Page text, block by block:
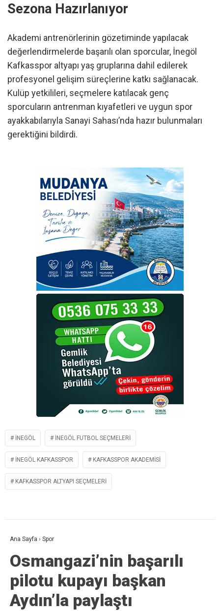
Sezona Hazırlanıyor
Akademi antrenörlerinin gözetiminde yapılacak
değerlendirmelerde başarılı olan sporcular, İnegöl
Kafkasspor altyapı yaş gruplarına dahil edilerek
profesyonel gelişim süreçlerine katkı sağlanacak.
Kulüp yetkilileri, seçmelere katılacak genç
sporcuların antrenman kıyafetleri ve uygun spor
ayakkabılarıyla Sanayi Sahası’nda hazır bulunmaları
gerektiğini bildirdi.
İNEGÖL İNEGÖL FUTBOL SEÇMELERI
INEGÖL KAFKASSPOR KAFKASSPOR AKADEMISI
KAFKASSPOR ALTYAPI SEÇMELERI
Ana Sayfa › Spor
Osmangazi’nin başarılı
pilotu kupayı başkan
Aydın’la paylaştı